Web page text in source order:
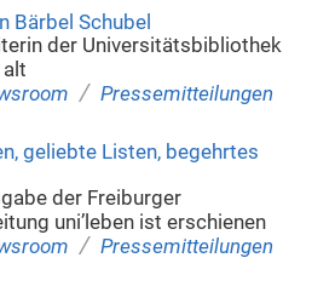
Bärbel Schubel
der Universitätsbibliothek
/ Pressemitteilungen
geliebte Listen, begehrtes
der Freiburger
uni’leben ist erschienen
/ Pressemitteilungen